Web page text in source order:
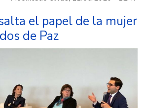
el papel de la mujer
de Paz